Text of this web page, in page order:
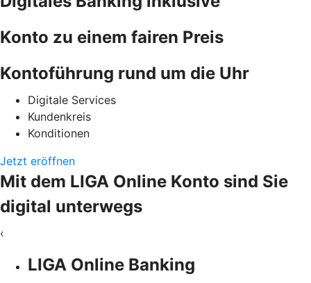
Konto zu einem fairen Preis
Kontoführung rund um die Uhr
Digitale Services
Kundenkreis
Konditionen
Jetzt eröffnen
Mit dem LIGA Online Konto sind Sie
digital unterwegs
‹
LIGA Online Banking